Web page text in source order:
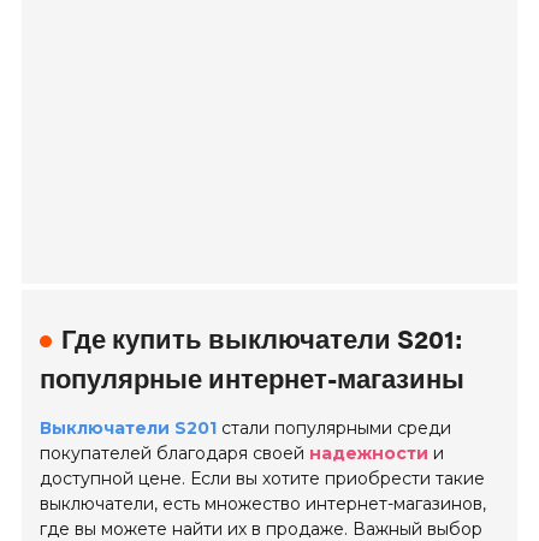
Где купить выключатели S201:
популярные интернет-магазины
Выключатели S201 стали популярными среди
покупателей благодаря своей надежности и
доступной цене. Если вы хотите приобрести такие
выключатели, есть множество интернет-магазинов,
где вы можете найти их в продаже. Важный выбор